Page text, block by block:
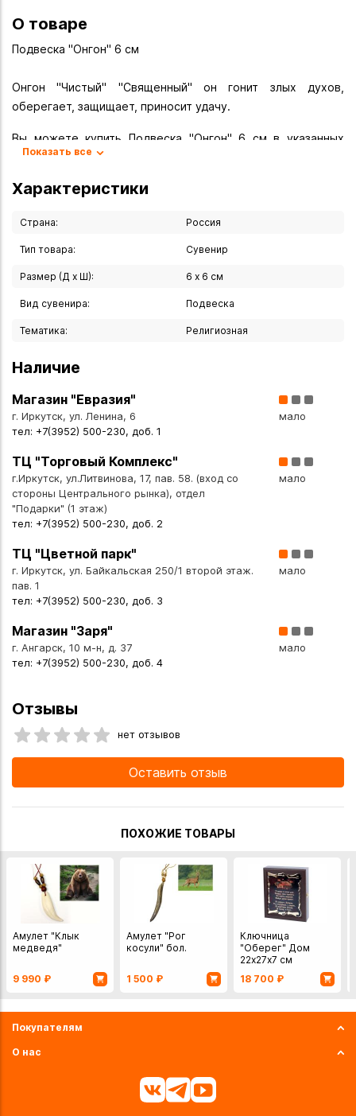
О товаре
Подвеска "Онгон" 6 см
Онгон "Чистый" "Священный" он гонит злых духов,
оберегает, защищает, приносит удачу.
Вы можете купить Подвеска "Онгон" 6 см в указанных
ниже магазинах в Иркутске и в Ангарске, а также сделать
Иркутску или транспортной компанией по всей России.
Показать все
Характеристики
Страна: Россия
Тип товара: Сувенир
Размер (Д х Ш): 6 х 6 см
Вид сувенира: Подвеска
Тематика: Религиозная
Наличие
Магазин "Евразия"
г. Иркутск, ул. Ленина, 6
тел: +7(3952) 500-230, доб. 1
мало
ТЦ "Торговый Комплекс"
г.Иркутск, ул.Литвинова, 17, пав. 58. (вход со
стороны Центрального рынка), отдел
"Подарки" (1 этаж)
тел: +7(3952) 500-230, доб. 2
мало
ТЦ "Цветной парк"
г. Иркутск, ул. Байкальская 250/1 второй этаж.
пав. 1
тел: +7(3952) 500-230, доб. 3
мало
Магазин "Заря"
г. Ангарск, 10 м-н, д. 37
тел: +7(3952) 500-230, доб. 4
мало
Отзывы
нет отзывов
Оставить отзыв
ПОХОЖИЕ ТОВАРЫ
Амулет "Клык
медведя"
9 990 ₽
Амулет "Рог
косули" бол.
1 500 ₽
Ключница
"Оберег" Дом
22х27х7 см
Россия
18 700 ₽
Покупателям
О нас